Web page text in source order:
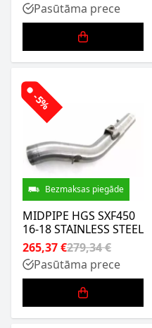
Pasūtāma prece
-5%
Bezmaksas piegāde
MIDPIPE HGS SXF450
16-18 STAINLESS STEEL
265,37 €279,34 €
Pasūtāma prece